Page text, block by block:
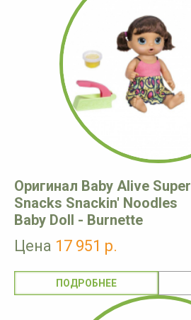
Оригинал Baby Alive Super
Snacks Snackin' Noodles
Baby Doll - Burnette
Цена 17 951 р.
ПОДРОБНЕЕ